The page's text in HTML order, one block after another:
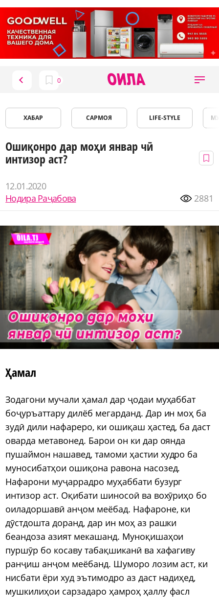
ХАБАР САРМОЯ LIFE-STYLE
Ошиқонро дар моҳи январ чӣ
интизор аст?
12.01.2020
Нодира Раҷабова
2881
Ҳамал
Зодагони мучали ҳамал дар ҷодаи муҳаббат
боҷуръаттару дилёб мегарданд. Дар ин моҳ ба
зудӣ дили нафареро, ки ошиқаш ҳастед, ба даст
оварда метавонед. Барои он ки дар оянда
пушаймон нашавед, тамоми ҳастии худро ба
муносибатҳои ошиқона равона насозед.
Нафарони муҷаррадро муҳаббати бузург
интизор аст. Оқибати шиносоӣ ва вохӯриҳо бо
оиладоршавӣ анҷом меёбад. Нафароне, ки
дӯстдошта доранд, дар ин моҳ аз рашки
беандоза азият мекашанд. Муноқишаҳои
пуршӯр бо косаву табақшиканӣ ва хафагиву
ранҷиш анҷом меёбанд. Шуморо лозим аст, ки
нисбати ёри худ эътимодро аз даст надиҳед,
мушкилиҳои сарзадаро ҳамроҳ ҳаллу фасл